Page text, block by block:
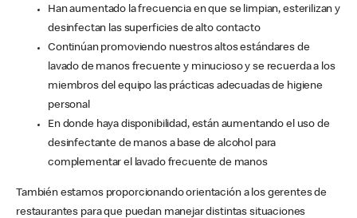
Han aumentado la frecuencia en que se limpian, esterilizan y
desinfectan las superficies de alto contacto
Continúan promoviendo nuestros altos estándares de
lavado de manos frecuente y minucioso y se recuerda a los
miembros del equipo las prácticas adecuadas de higiene
personal
En donde haya disponibilidad, están aumentando el uso de
desinfectante de manos a base de alcohol para
complementar el lavado frecuente de manos
También estamos proporcionando orientación a los gerentes de
restaurantes para que puedan manejar distintas situaciones